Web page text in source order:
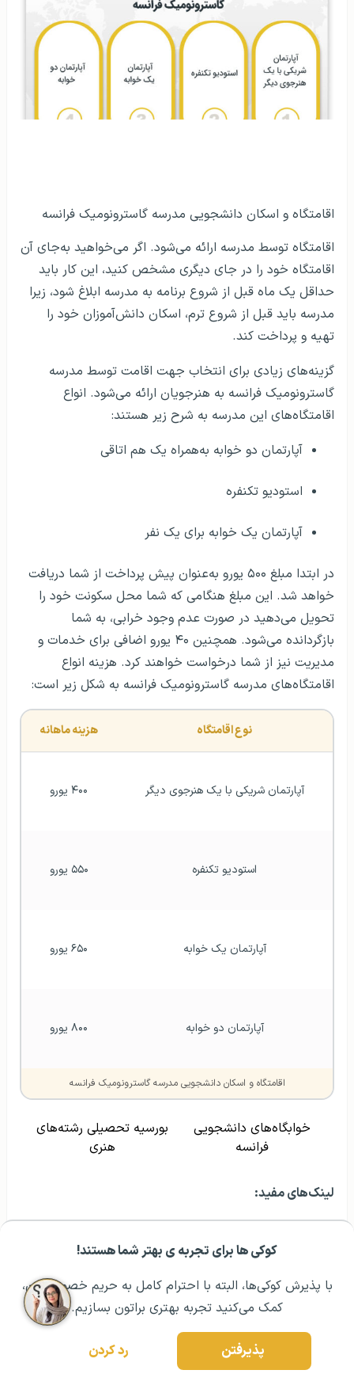
کوکی ها برای تجربه ی بهتر شما هستند!
با پذیرش کوکی‌ها، البته با احترام کامل به حریم خصوصیتون،
کمک می‌کنید تجربه بهتری براتون بسازیم.
پذیرفتن رد کردن
مشــاوره اولیه رایگان: ۰۲۱ ۴۳۰۰۰ ۰۲۱ رزرو مشاوره تخصصی
اقامتگاه و اسکان دانشجویی مدرسه گاسترونومیک فرانسه
اقامتگاه توسط مدرسه ارائه می‌شود. اگر می‌خواهید به‌جای آن
اقامتگاه خود را در جای دیگری مشخص کنید، این کار باید
حداقل یک ماه قبل از شروع برنامه به مدرسه ابلاغ شود، زیرا
مدرسه باید قبل از شروع ترم، اسکان دانش‌آموزان خود را
تهیه و پرداخت کند.
گزینه‌های زیادی برای انتخاب جهت اقامت توسط مدرسه
گاسترونومیک فرانسه به هنرجویان ارائه می‌شود. انواع
اقامتگاه‌های این مدرسه به شرح زیر هستند:
آپارتمان دو خوابه به‌همراه یک هم اتاقی
استودیو تکنفره
آپارتمان یک خوابه برای یک نفر
در ابتدا مبلغ ۵۰۰ یورو به‌عنوان پیش پرداخت از شما دریافت
خواهد شد. این مبلغ هنگامی که شما محل سکونت خود را
تحویل می‌دهید در صورت عدم وجود خرابی، به شما
بازگردانده می‌شود. همچنین ۴۰ یورو اضافی برای خدمات و
مدیریت نیز از شما درخواست خواهند کرد. هزینه انواع
اقامتگاه‌های مدرسه گاسترونومیک فرانسه به شکل زیر است:
نوع اقامتگاه هزینه ماهانه
آپارتمان شریکی با یک هنرجوی دیگر ۴۰۰ یورو
استودیو تکنفره ۵۵۰ یورو
آپارتمان یک خوابه ۶۵۰ یورو
آپارتمان دو خوابه ۸۰۰ یورو
اقامتگاه و اسکان دانشجویی مدرسه گاسترونومیک فرانسه
خوابگاه‌های دانشجویی
فرانسه
بورسیه تحصیلی رشته‌های
هنری
لینک‌های مفید:
مهاجرت به فرانسه